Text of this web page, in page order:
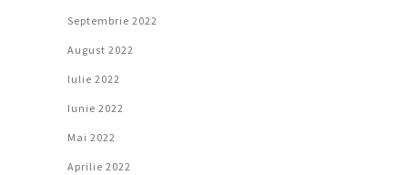
Septembrie 2022
August 2022
Iulie 2022
Iunie 2022
Mai 2022
Aprilie 2022